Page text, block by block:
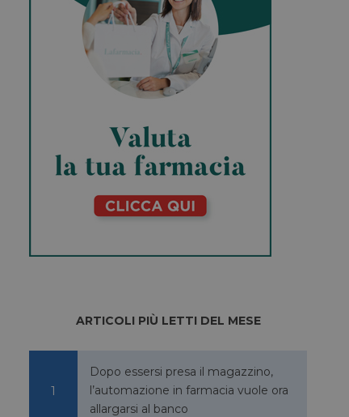
ARTICOLI PIÙ LETTI DEL MESE
Dopo essersi presa il magazzino,
l’automazione in farmacia vuole ora
allargarsi al banco